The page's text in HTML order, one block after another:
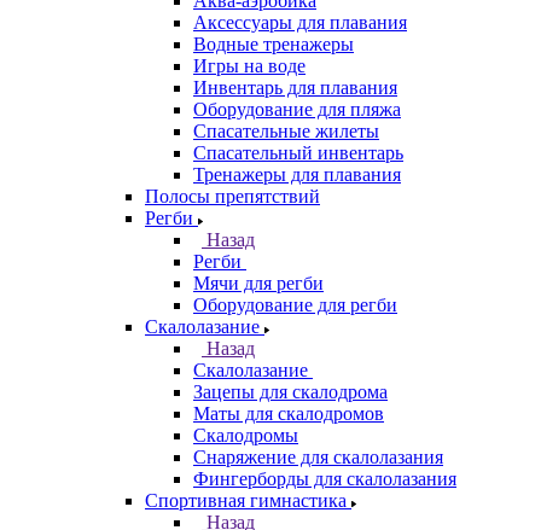
Аксессуары для плавания
Водные тренажеры
Игры на воде
Инвентарь для плавания
Оборудование для пляжа
Спасательные жилеты
Спасательный инвентарь
Тренажеры для плавания
Полосы препятствий
Регби
Назад
Регби
Мячи для регби
Оборудование для регби
Скалолазание
Назад
Скалолазание
Зацепы для скалодрома
Маты для скалодромов
Скалодромы
Снаряжение для скалолазания
Фингерборды для скалолазания
Спортивная гимнастика
Назад